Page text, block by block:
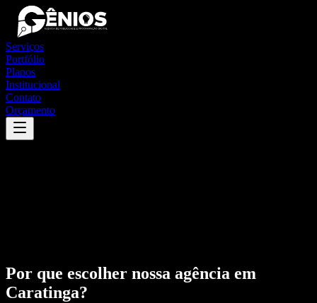
Serviços
Portfólio
Planos
Institucional
Contato
Orçamento
Por que escolher nossa agência em
Caratinga?